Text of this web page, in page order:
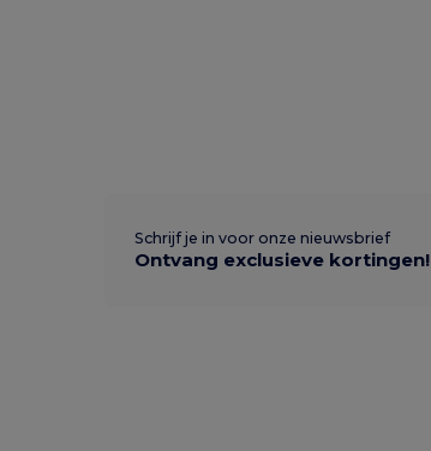
Schrijf je in voor onze nieuwsbrief
Ontvang exclusieve kortingen!